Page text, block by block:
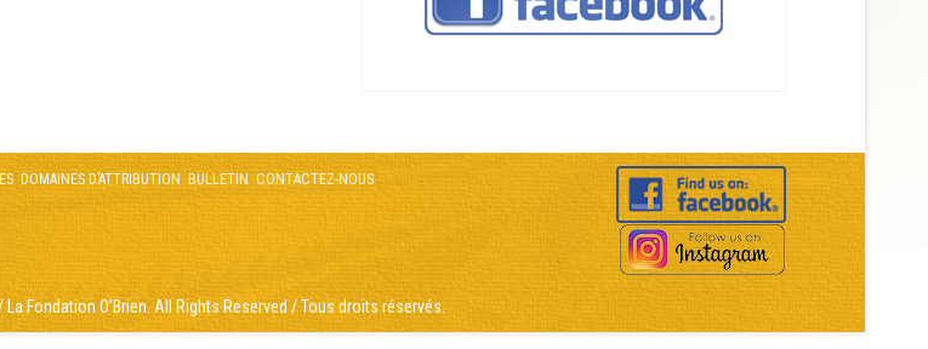
DOMAINES D’ATTRIBUTION BULLETIN CONTACTEZ-NOUS
Fondation O'Brien. All Rights Reserved / Tous droits réservés.